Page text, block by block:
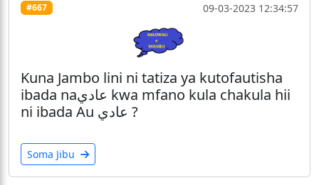
#667 09-03-2023 12:34:57
Kuna Jambo lini ni tatiza ya kutofautisha
ibada naعادي kwa mfano kula chakula hii
ni ibada Au عادي ?
Soma Jibu